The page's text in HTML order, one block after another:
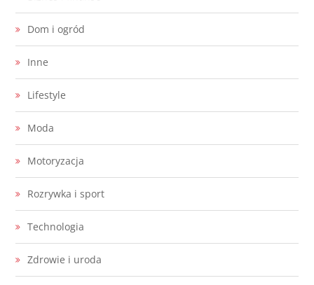
Dom i ogród
Inne
Lifestyle
Moda
Motoryzacja
Rozrywka i sport
Technologia
Zdrowie i uroda